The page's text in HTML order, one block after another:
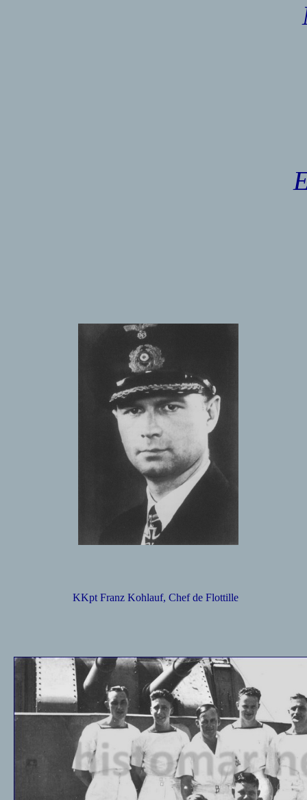
KKpt Franz Kohlauf, Chef de Flottille